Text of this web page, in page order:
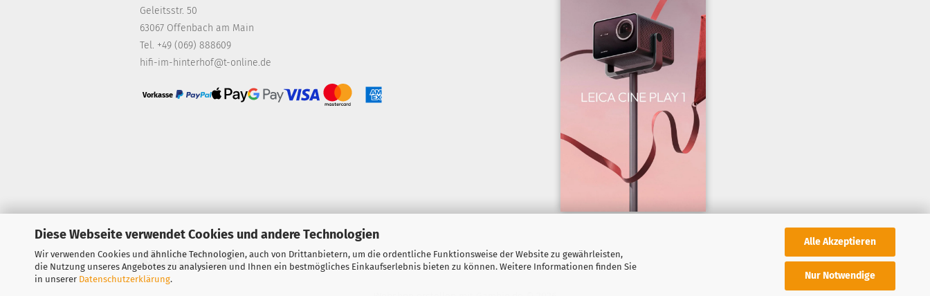
Diese Webseite verwendet Cookies und andere Technologien
Wir verwenden Cookies und ähnliche Technologien, auch von Drittanbietern, um die ordentliche Funktionsweise der Website zu gewährleisten,
die Nutzung unseres Angebotes zu analysieren und Ihnen ein bestmögliches Einkaufserlebnis bieten zu können. Weitere Informationen finden Sie
in unserer Datenschutzerklärung.
Alle Akzeptieren
Nur Notwendige
Geleitsstr. 50
63067 Offenbach am Main
Tel. +49 (069) 888609
hifi-im-hinterhof@t-online.de
Vorkasse
Vertrag widerrufen